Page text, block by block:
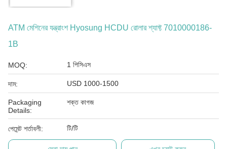
ATM মেশিনের যন্ত্রাংশ Hyosung HCDU রোলার শ্যাফ্ট 7010000186-
1B
MOQ: 1 পিসিএস
দাম: USD 1000-1500
Packaging
Details:
শক্ত কাগজ
পেমেন্ট শর্তাবলী: টি/টি